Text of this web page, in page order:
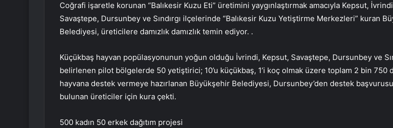
Coğrafi işaretle korunan “Balıkesir Kuzu Eti” üretimini yaygınlaştırmak amacıyla Kepsut,
Savaştepe, Dursunbey ve Sındırgı ilçelerinde “Balıkesir Kuzu Yetiştirme Merkezleri” kuran
Belediyesi, üreticilere damızlık damızlık temin ediyor. .
Küçükbaş hayvan popülasyonunun yoğun olduğu İvrindi, Kepsut, Savaştepe, Dursunbey ve
belirlenen pilot bölgelerde 50 yetiştirici; 10’u küçükbaş, 1’i koç olmak üzere toplam 2 bin 750
hayvana destek vermeye hazırlanan Büyükşehir Belediyesi, Dursunbey’den destek
bulunan üreticiler için kura çekti.
500 kadın 50 erkek dağıtım projesi